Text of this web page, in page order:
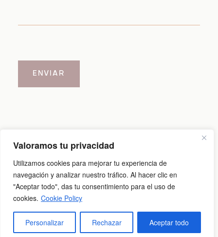
Valoramos tu privacidad
Utilizamos cookies para mejorar tu experiencia de
navegación y analizar nuestro tráfico. Al hacer clic en
"Aceptar todo", das tu consentimiento para el uso de
cookies. Cookie Policy
Personalizar Rechazar Aceptar todo
ENVIAR
Aviso legal|Política de cookies
@2026 Carlos Cid